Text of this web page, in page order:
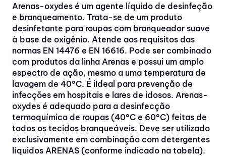
Arenas-oxydes é um agente líquido de desinfeção
e branqueamento. Trata-se de um produto
desinfetante para roupas com branqueador suave
à base de oxigênio. Atende aos requisitos das
normas EN 14476 e EN 16616. Pode ser combinado
com produtos da linha Arenas e possui um amplo
espectro de ação, mesmo a uma temperatura de
lavagem de 40°C. É iIdeal para prevenção de
infecções em hospitais e lares de idosos. Arenas-
oxydes é adequado para a desinfecção
termoquímica de roupas (40°C e 60°C) feitas de
todos os tecidos branqueáveis. Deve ser utilizado
exclusivamente em combinação com detergentes
líquidos ARENAS (conforme indicado na tabela).